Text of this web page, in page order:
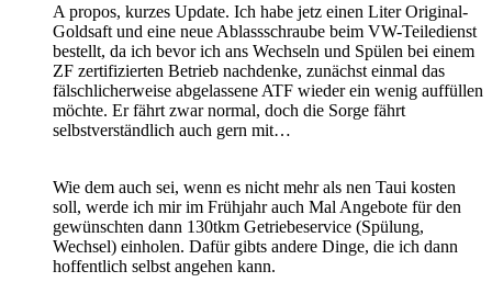
A propos, kurzes Update. Ich habe jetz einen Liter Original-
Goldsaft und eine neue Ablassschraube beim VW-Teiledienst
bestellt, da ich bevor ich ans Wechseln und Spülen bei einem
ZF zertifizierten Betrieb nachdenke, zunächst einmal das
fälschlicherweise abgelassene ATF wieder ein wenig auffüllen
möchte. Er fährt zwar normal, doch die Sorge fährt
selbstverständlich auch gern mit…
Wie dem auch sei, wenn es nicht mehr als nen Taui kosten
soll, werde ich mir im Frühjahr auch Mal Angebote für den
gewünschten dann 130tkm Getriebeservice (Spülung,
Wechsel) einholen. Dafür gibts andere Dinge, die ich dann
hoffentlich selbst angehen kann.